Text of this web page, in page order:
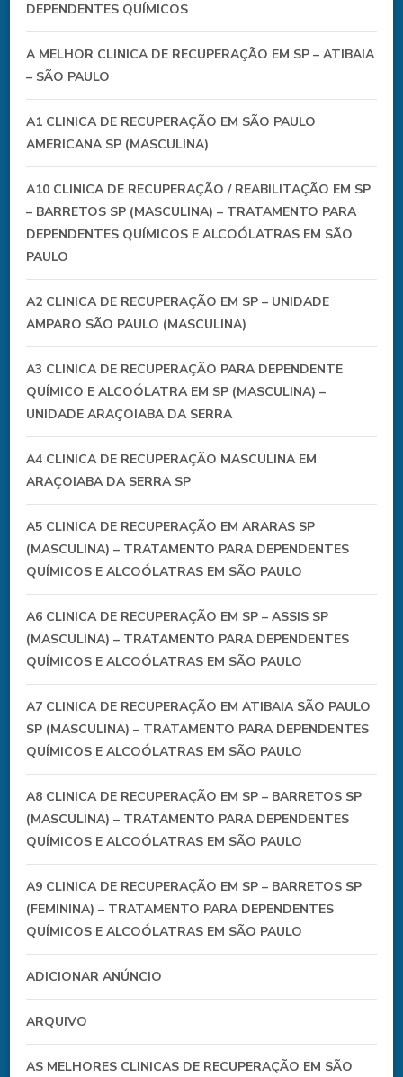
DEPENDENTES QUÍMICOS
A MELHOR CLINICA DE RECUPERAÇÃO EM SP – ATIBAIA
– SÃO PAULO
A1 CLINICA DE RECUPERAÇÃO EM SÃO PAULO
AMERICANA SP (MASCULINA)
A10 CLINICA DE RECUPERAÇÃO / REABILITAÇÃO EM SP
– BARRETOS SP (MASCULINA) – TRATAMENTO PARA
DEPENDENTES QUÍMICOS E ALCOÓLATRAS EM SÃO
PAULO
A2 CLINICA DE RECUPERAÇÃO EM SP – UNIDADE
AMPARO SÃO PAULO (MASCULINA)
A3 CLINICA DE RECUPERAÇÃO PARA DEPENDENTE
QUÍMICO E ALCOÓLATRA EM SP (MASCULINA) –
UNIDADE ARAÇOIABA DA SERRA
A4 CLINICA DE RECUPERAÇÃO MASCULINA EM
ARAÇOIABA DA SERRA SP
A5 CLINICA DE RECUPERAÇÃO EM ARARAS SP
(MASCULINA) – TRATAMENTO PARA DEPENDENTES
QUÍMICOS E ALCOÓLATRAS EM SÃO PAULO
A6 CLINICA DE RECUPERAÇÃO EM SP – ASSIS SP
(MASCULINA) – TRATAMENTO PARA DEPENDENTES
QUÍMICOS E ALCOÓLATRAS EM SÃO PAULO
A7 CLINICA DE RECUPERAÇÃO EM ATIBAIA SÃO PAULO
SP (MASCULINA) – TRATAMENTO PARA DEPENDENTES
QUÍMICOS E ALCOÓLATRAS EM SÃO PAULO
A8 CLINICA DE RECUPERAÇÃO EM SP – BARRETOS SP
(MASCULINA) – TRATAMENTO PARA DEPENDENTES
QUÍMICOS E ALCOÓLATRAS EM SÃO PAULO
A9 CLINICA DE RECUPERAÇÃO EM SP – BARRETOS SP
(FEMININA) – TRATAMENTO PARA DEPENDENTES
QUÍMICOS E ALCOÓLATRAS EM SÃO PAULO
ADICIONAR ANÚNCIO
ARQUIVO
AS MELHORES CLINICAS DE RECUPERAÇÃO EM SÃO